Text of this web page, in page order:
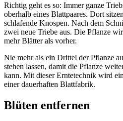
Richtig geht es so: Immer ganze
oberhalb eines Blattpaares. Dort
schlafende Knospen. Nach dem
zwei neue Triebe aus. Die Pflanze
mehr Blätter als vorher.
Nie mehr als ein Drittel der Pflanze
stehen lassen, damit die Pflanze
kann. Mit dieser Erntetechnik wird
einer dauerhaften Blattfabrik.
Blüten entfernen